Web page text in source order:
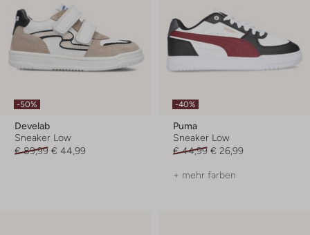
-50%
Develab
Sneaker Low
€ 89,99 € 44,99
-40%
Puma
Sneaker Low
€ 44,99 € 26,99
+ mehr farben